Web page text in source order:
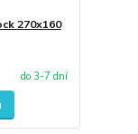
270x160
do 3-7 dní